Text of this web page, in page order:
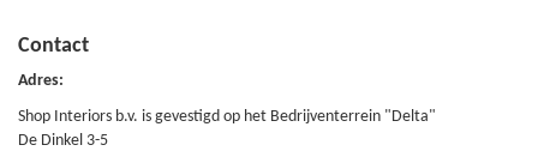
Contact
Adres:
Shop Interiors b.v. is gevestigd op het Bedrijventerrein "Delta"
De Dinkel 3-5